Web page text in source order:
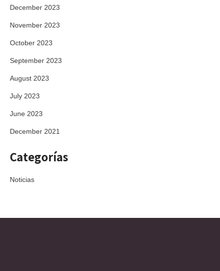
December 2023
November 2023
October 2023
September 2023
August 2023
July 2023
June 2023
December 2021
Categorías
Noticias